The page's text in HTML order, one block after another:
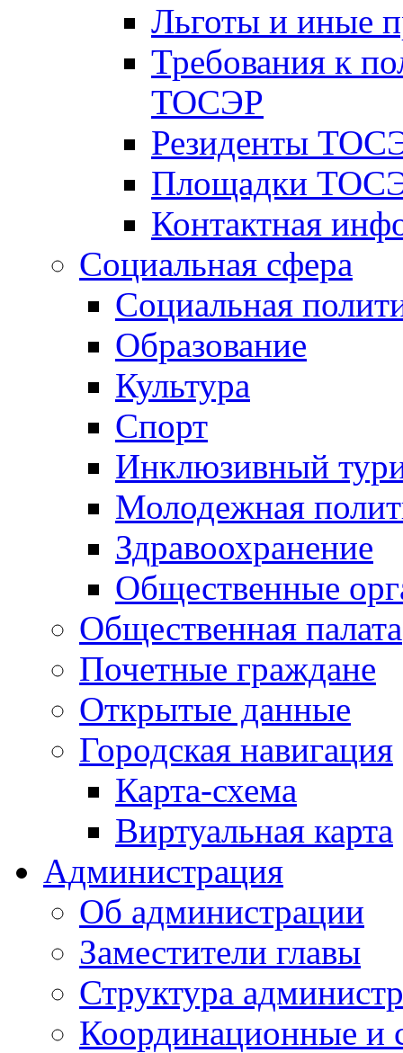
Льготы и иные
Требования к
ТОСЭР
Резиденты
Площадки
Контактная
Социальная сфера
Социальная
Образование
Культура
Спорт
Инклюзивный
Молодежная
Здравоохранение
Общественные
Общественная палата
Почетные граждане
Открытые данные
Городская навигация
Карта-схема
Виртуальная карта
Администрация
Об администрации
Заместители главы
Структура
Координационные и